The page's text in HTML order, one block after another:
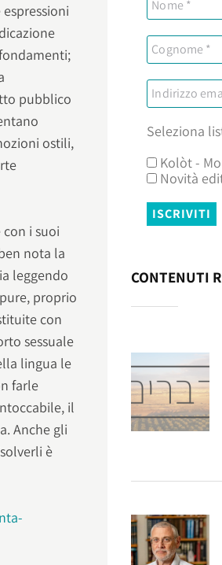
pubblico
ostili,
i suoi
nota la
leggendo
proprio
con
sessuale
lingua le
farle
il
Anche gli
è
Seleziona
Kolòt -
Novità
CONTENUTI